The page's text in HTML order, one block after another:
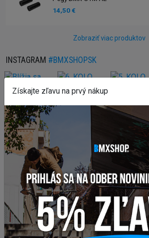
14,50 €
Zobraziť viac produktov
INSTAGRAM #BMXSHOPSK
Získajte zľavu na prvý nákup